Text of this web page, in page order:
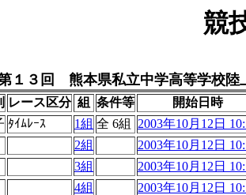
競
１３回 熊本県私立中学高等学校陸
レース区分 組 条件等
開始日時
ﾀｲﾑﾚｰｽ 1組 全 6組
2003年10月12日
2組
2003年10月12日
3組
2003年10月12日
4組
2003年10月12日